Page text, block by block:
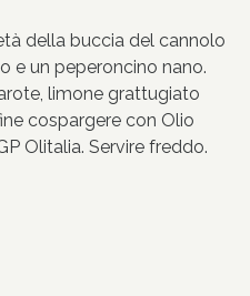
della buccia del cannolo
e un peperoncino nano.
limone grattugiato
cospargere con Olio
Olitalia. Servire freddo.